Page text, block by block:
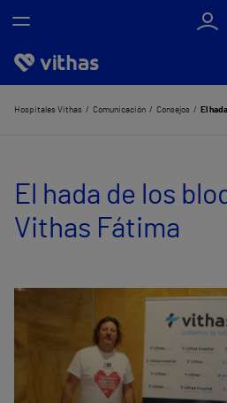
Nosotros
Servicios de salud
Equipo médico y asistencial
Hospitales Vithas Comunicación Consejos El
El hada de los
Vithas Fátima